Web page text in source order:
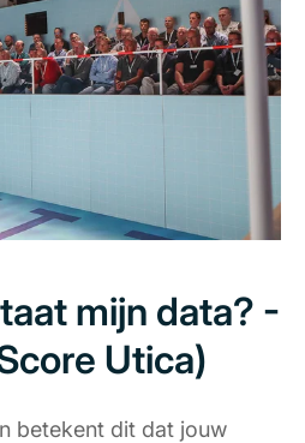
mijn data? -
Utica)
betekent dit dat jouw